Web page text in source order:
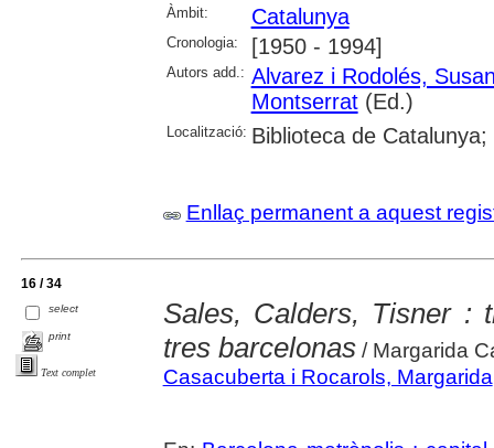
Àmbit: Catalunya
Cronologia: [1950 - 1994]
Autors add.: Alvarez i Rodolés,
Montserrat(Ed.)
Localització: Biblioteca de
Enllaç permanent a aquest
16 / 34
select
print
Text complet
Sales, Calders, Tisner :
tres barcelonas/ Margarida
Casacuberta i Rocarols, Margarida